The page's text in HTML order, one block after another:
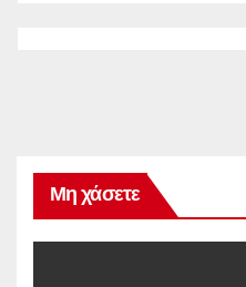
Μη χάσετε